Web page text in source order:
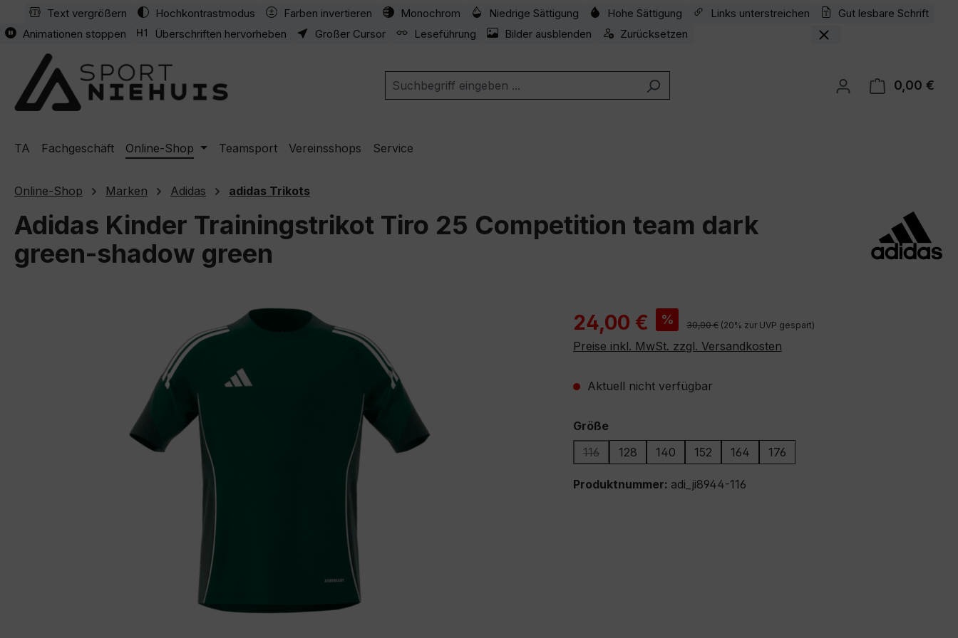
Hauptinhalt springen
Zur Suche springen
Zur Hauptnavigation springen
Text vergrößern Hochkontrastmodus Farben invertieren Monochrom Niedrige Sättigung Hohe Sättigung Links unterstreichen
Gut lesbare Schrift
Animationen stoppen
Überschriften hervorheben Großer Cursor Leseführung Bilder ausblenden Zurücksetzen
0,00 €
TA Fachgeschäft Online-Shop Teamsport Vereinsshops Service
Online-Shop Marken Adidas adidas Trikots
Adidas Kinder Trainingstrikot Tiro 25 Competition team dark
green-shadow green
Verkaufspreis:
24,00 € % Regulärer Preis:
30,00 € (20% zur UVP gespart)
Preise inkl. MwSt. zzgl. Versandkosten
Aktuell nicht verfügbar
Größeauswählen
116
(Diese Option ist zurzeit nicht verfügbar.)
128 140 152 164 176
Produktnummer: adi_ji8944-116